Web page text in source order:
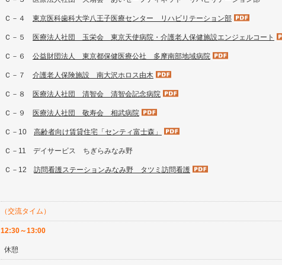
Ｃ－４ 東京医科歯科大学八王子医療センター リハビリテーション部
Ｃ－５ 医療法人社団 玉栄会 東京天使病院・介護老人保健施設エンジェルコート
Ｃ－６ 公益財団法人 東京都保健医療公社 多摩南部地域病院
Ｃ－７ 介護老人保険施設 南大沢ホロス由木
Ｃ－８ 医療法人社団 清智会 清智会記念病院
Ｃ－９ 医療法人社団 敬寿会 相武病院
Ｃ－10 高齢者向け賃貸住宅「センティ富士森」
Ｃ－11 デイサービス ちぎらみなみ野
Ｃ－12 訪問看護ステーションみなみ野 タツミ訪問看護
（交流タイム）
12:30～13:00
休憩